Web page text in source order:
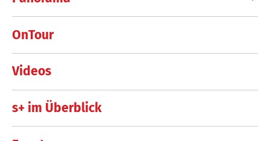
OnTour
Videos
s+ im Überblick